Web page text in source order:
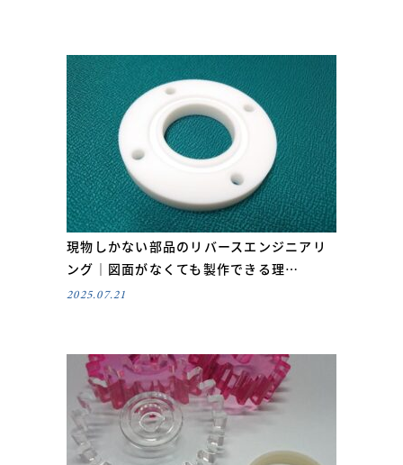
現物しかない部品のリバースエンジニアリ
ング｜図面がなくても製作できる理…
2025.07.21